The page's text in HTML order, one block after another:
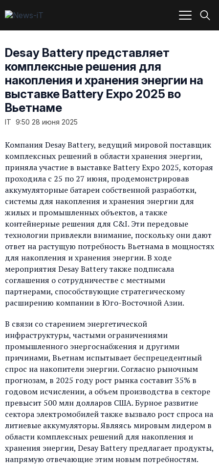
Desay Battery представляет
комплексные решения для
накопления и хранения энергии на
выставке Battery Expo 2025 во
Вьетнаме
IT 9:50 28 июня 2025
Компания Desay Battery, ведущий мировой поставщик
комплексных решений в области хранения энергии,
приняла участие в выставке Battery Expo 2025, которая
проходила с 25 по 27 июня, продемонстрировав
аккумуляторные батареи собственной разработки,
системы для накопления и хранения энергии для
жилых и промышленных объектов, а также
контейнерные решения для C&I. Эти передовые
технологии привлекли внимание, поскольку они дают
ответ на растущую потребность Вьетнама в мощностях
для накопления и хранения энергии. В ходе
мероприятия Desay Battery также подписала
соглашения о сотрудничестве с местными
партнерами, способствующие стратегическому
расширению компании в Юго-Восточной Азии.
В связи со старением энергетической
инфраструктуры, частыми ограничениями
промышленного энергоснабжения и другими
причинами, Вьетнам испытывает беспрецедентный
спрос на накопители энергии. Согласно рыночным
прогнозам, в 2025 году рост рынка составит 35% в
годовом исчислении, а объем производства в секторе
превысит 500 млн долларов США. Бурное развитие
сектора электромобилей также вызвало рост спроса на
литиевые аккумуляторы. Являясь мировым лидером в
области комплексных решений для накопления и
хранения энергии, Desay Battery предлагает продукты,
напрямую отвечающие этим новым потребностям.